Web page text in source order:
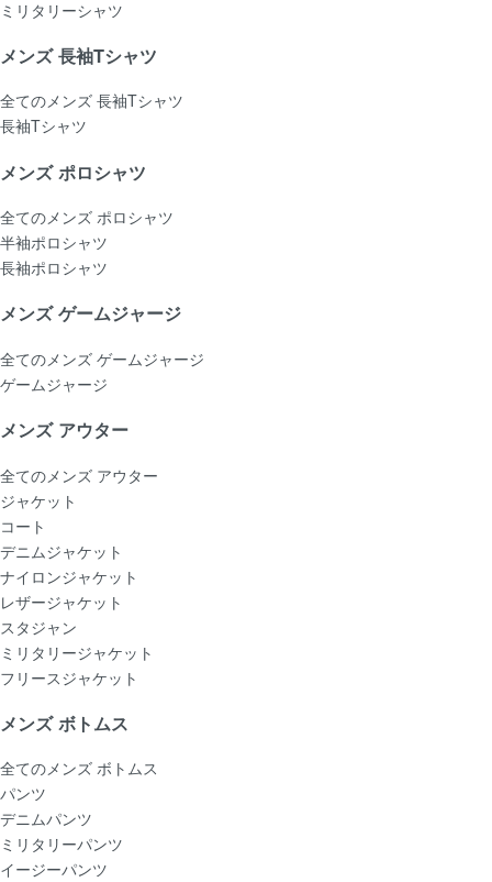
ミリタリーシャツ
メンズ 長袖Tシャツ
全てのメンズ 長袖Tシャツ
長袖Tシャツ
メンズ ポロシャツ
全てのメンズ ポロシャツ
半袖ポロシャツ
長袖ポロシャツ
メンズ ゲームジャージ
全てのメンズ ゲームジャージ
ゲームジャージ
メンズ アウター
全てのメンズ アウター
ジャケット
コート
デニムジャケット
ナイロンジャケット
レザージャケット
スタジャン
ミリタリージャケット
フリースジャケット
メンズ ボトムス
全てのメンズ ボトムス
パンツ
デニムパンツ
ミリタリーパンツ
イージーパンツ